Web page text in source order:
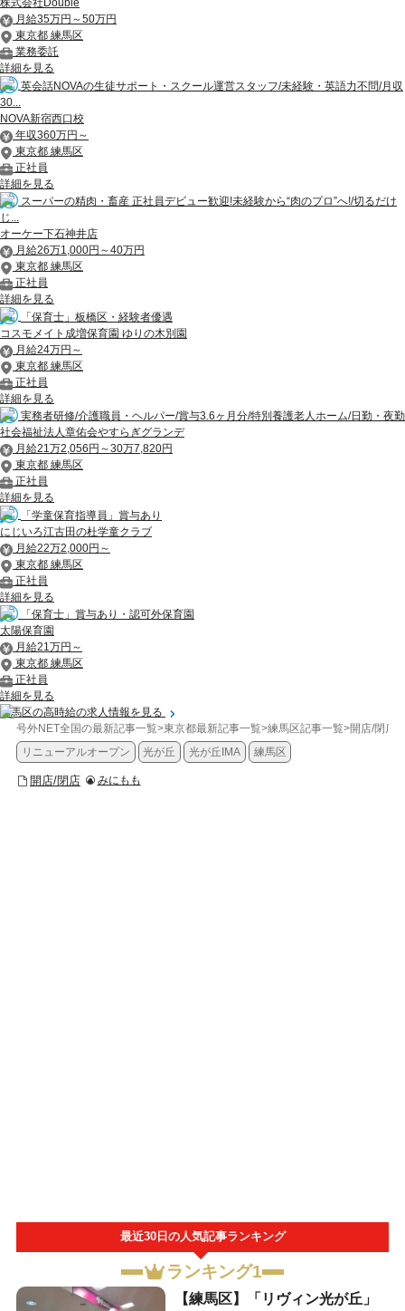
株式会社Double
月給35万円～50万円
東京都 練馬区
業務委託
詳細を見る
英会話NOVAの生徒サポート・スクール運営スタッフ/未経験・英語力不問/月収
30...
NOVA新宿西口校
年収360万円～
東京都 練馬区
正社員
詳細を見る
スーパーの精肉・畜産 正社員デビュー歓迎!未経験から“肉のプロ”へ!/切るだけ
じ...
オーケー下石神井店
月給26万1,000円～40万円
東京都 練馬区
正社員
詳細を見る
「保育士」板橋区・経験者優遇
コスモメイト成増保育園 ゆりの木別園
月給24万円～
東京都 練馬区
正社員
詳細を見る
実務者研修/介護職員・ヘルパー/賞与3.6ヶ月分/特別養護老人ホーム/日勤・夜勤
社会福祉法人章佑会やすらぎグランデ
月給21万2,056円～30万7,820円
東京都 練馬区
正社員
詳細を見る
「学童保育指導員」賞与あり
にじいろ江古田の杜学童クラブ
月給22万2,000円～
東京都 練馬区
正社員
詳細を見る
「保育士」賞与あり・認可外保育園
太陽保育園
月給21万円～
東京都 練馬区
正社員
詳細を見る
練馬区の高時給の求人情報を見る
号外NET全国の最新記事一覧>東京都最新記事一覧>練馬区記事一覧>開店/閉店
リニューアルオープン
光が丘 光が丘IMA 練馬区
開店/閉店 みにもも
最近30日の人気記事ランキング
ランキング1
【練馬区】「リヴィン光が丘」